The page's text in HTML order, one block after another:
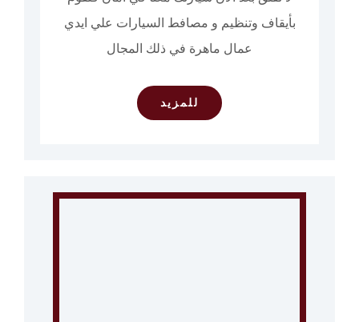
بأيقاف وتنظيم و مصافط السيارات علي ايدي
عمال ماهرة في ذلك المجال
للمزيد